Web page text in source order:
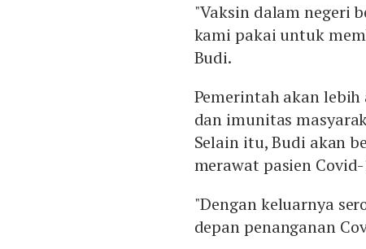
"Vaksin dalam negeri
kami pakai untuk
Budi.
Pemerintah akan
dan imunitas
Selain itu, Budi akan
merawat pasien
"Dengan keluarnya
depan penanganan